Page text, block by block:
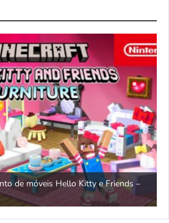
de móveis Hello Kitty e Friends –